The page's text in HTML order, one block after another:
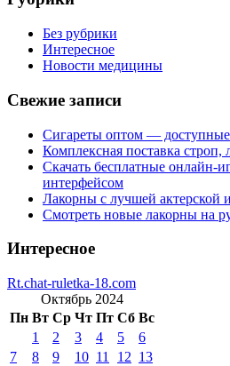
Без рубрики
Интересное
Новости медицины
Свежие записи
Сигареты оптом —
Комплексная поставка
Скачать бесплатные онлайн-
интерфейсом
Лакорны с лучшей актерской
Смотреть новые лакорны на
Интересное
Rt.chat-ruletka-18.com
Октябрь 2024
Пн Вт Ср Чт Пт Сб Вс
1 2 3 4 5
6
7
8 9 10 11 12 13